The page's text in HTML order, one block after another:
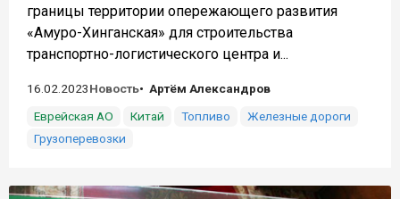
границы территории опережающего развития
«Амуро-Хинганская» для строительства
транспортно-логистического центра и...
16.02.2023Новость
Артём Александров
Еврейская АО
Китай Топливо
Железные дороги
Грузоперевозки